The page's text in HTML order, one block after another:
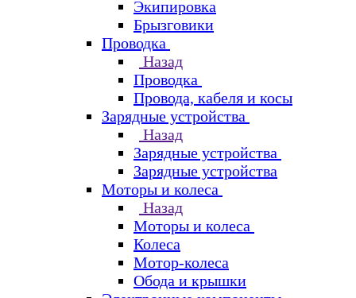
Экипировка
Брызговики
Проводка
Назад
Проводка
Провода, кабеля и косы
Зарядные устройства
Назад
Зарядные устройства
Зарядные устройства
Моторы и колеса
Назад
Моторы и колеса
Колеса
Мотор-колеса
Обода и крышки